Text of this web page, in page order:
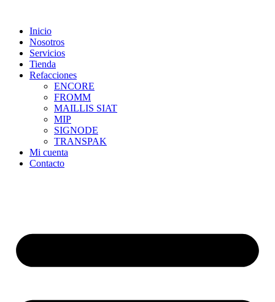
contentInicio
Nosotros
Servicios
Tienda
Refacciones
ENCORE
FROMM
MAILLIS SIAT
MIP
SIGNODE
TRANSPAK
Mi cuenta
Contacto